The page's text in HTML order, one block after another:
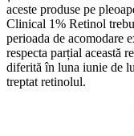
aceste produse pe
Clinical 1% Retinol
perioada de acomodare
respecta parțial această
diferită în luna iunie de
treptat retinolul.